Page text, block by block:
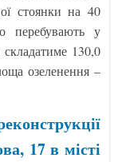
стоянки на 40
перебувають у
130,0
озеленення –
17 в місті